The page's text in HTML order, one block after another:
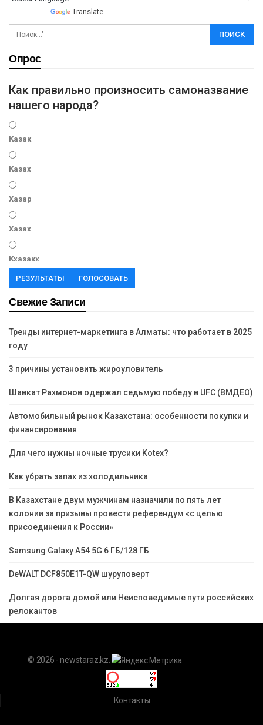
Translate
Опрос
Как правильно произносить самоназвание
нашего народа?
Казак
Казах
Хазар
Хазах
Кхазакх
РЕЗУЛЬТАТЫ ГОЛОСОВАТЬ
Свежие Записи
Тренды интернет-маркетинга в Алматы: что работает в 2025
году
3 причины установить жироуловитель
Шавкат Рахмонов одержал седьмую победу в UFC (ВМДЕО)
Автомобильный рынок Казахстана: особенности покупки и
финансирования
Для чего нужны ночные трусики Kotex?
Как убрать запах из холодильника
В Казахстане двум мужчинам назначили по пять лет
колонии за призывы провести референдум «с целью
присоединения к России»
Samsung Galaxy A54 5G 6 ГБ/128 ГБ
DeWALT DCF850E1T-QW шуруповерт
Долгая дорога домой или Неисповедимые пути российских
релокантов
© 2026 - newstaraz.kz.
Контакты